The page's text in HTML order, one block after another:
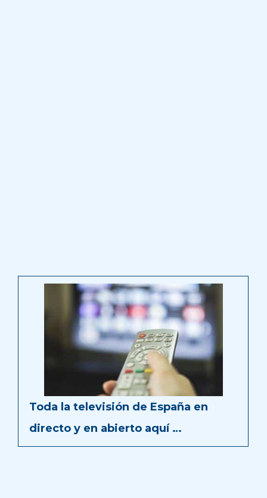
Toda la televisión de España en
directo y en abierto aquí …